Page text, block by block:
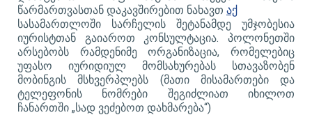
წარმართვასთან დაკავშირებით ნახავთ აქ
სასამართლოში სარჩელის შეტანამდე უმჯობესია
იურისტთან გაიაროთ კონსულტაცია. პოლონეთში
არსებობს რამდენიმე ორგანიზაცია, რომელებიც
უფასო იურიდიულ მომსახურებას სთავაზობენ
მობინგის მსხვერპლებს (მათი მისამართები და
ტელეფონის ნომრები შეგიძლიათ იხილოთ
ჩანართში „სად ვეძებოთ დახმარება“)